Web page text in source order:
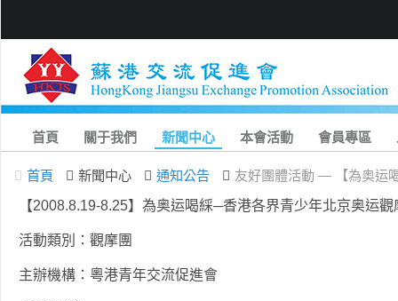
首頁 關于我們 新聞中心 本會活動 會員專區
首頁 新聞中心 通知公告
友好團體活動 — 【為奥运
【2008.8.19-8.25】為奥运喝綵─香港各界青少年
活動類別：觀摩團
主辦機構：粵港青年交流促進會